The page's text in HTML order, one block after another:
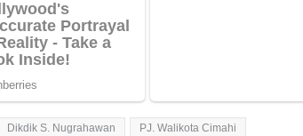
Dikdik S. Nugrahawan PJ. Walikota Cimahi